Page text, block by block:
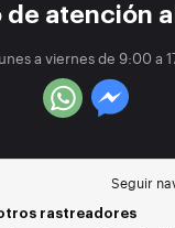
de atención
a viernes de 9:00 a
Seguir
rastreadores